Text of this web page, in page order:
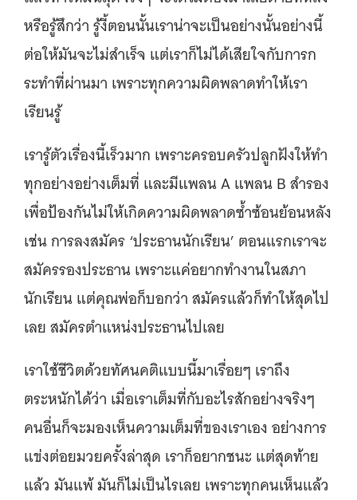
หรือรู้สึกว่า รู้งี้ตอนนั้นเราน่าจะเป็นอย่างนั้นอย่างนี้
ต่อให้มันจะไม่สำเร็จ แต่เราก็ไม่ได้เสียใจกับการก
ระทําที่ผ่านมา เพราะทุกความผิดพลาดทําให้เรา
เรียนรู้
เรารู้ตัวเรื่องนี้เร็วมาก เพราะครอบครัวปลูกฝังให้ทำ
ทุกอย่างอย่างเต็มที่ และมีแพลน A แพลน B สำรอง
เพื่อป้องกันไม่ให้เกิดความผิดพลาดซ้ำซ้อนย้อนหลัง
เช่น การลงสมัคร ‘ประธานนักเรียน’ ตอนแรกเราจะ
สมัครรองประธาน เพราะแค่อยากทำงานในสภา
นักเรียน แต่คุณพ่อก็บอกว่า สมัครแล้วก็ทำให้สุดไป
เลย สมัครตำแหน่งประธานไปเลย
เราใช้ชีวิตด้วยทัศนคติแบบนี้มาเรื่อยๆ เราถึง
ตระหนักได้ว่า เมื่อเราเต็มที่กับอะไรสักอย่างจริงๆ
คนอื่นก็จะมองเห็นความเต็มที่ของเราเอง อย่างการ
แข่งต่อยมวยครั้งล่าสุด เราก็อยากชนะ แต่สุดท้าย
แล้ว มันแพ้ มันก็ไม่เป็นไรเลย เพราะทุกคนเห็นแล้ว